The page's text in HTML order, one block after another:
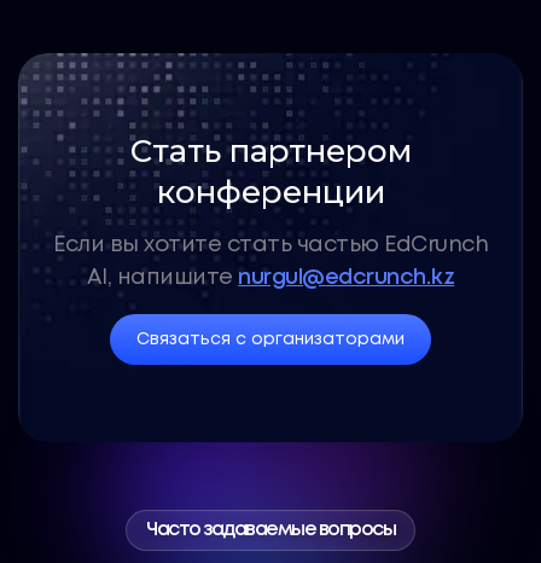
Стать партнером
конференции
Если вы хотите стать частью EdCrunch
AI, напишите nurgul@edcrunch.kz
Связаться с организаторами
Часто задаваемые вопросы